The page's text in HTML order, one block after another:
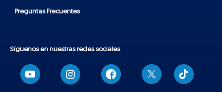
Preguntas Frecuentes
Síguenos en nuestras redes sociales
T
i
k